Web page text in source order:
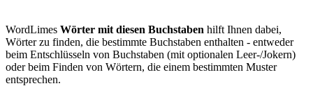
WordLimes Wörter mit diesen Buchstaben hilft Ihnen dabei,
Wörter zu finden, die bestimmte Buchstaben enthalten - entweder
beim Entschlüsseln von Buchstaben (mit optionalen Leer-/Jokern)
oder beim Finden von Wörtern, die einem bestimmten Muster
entsprechen.